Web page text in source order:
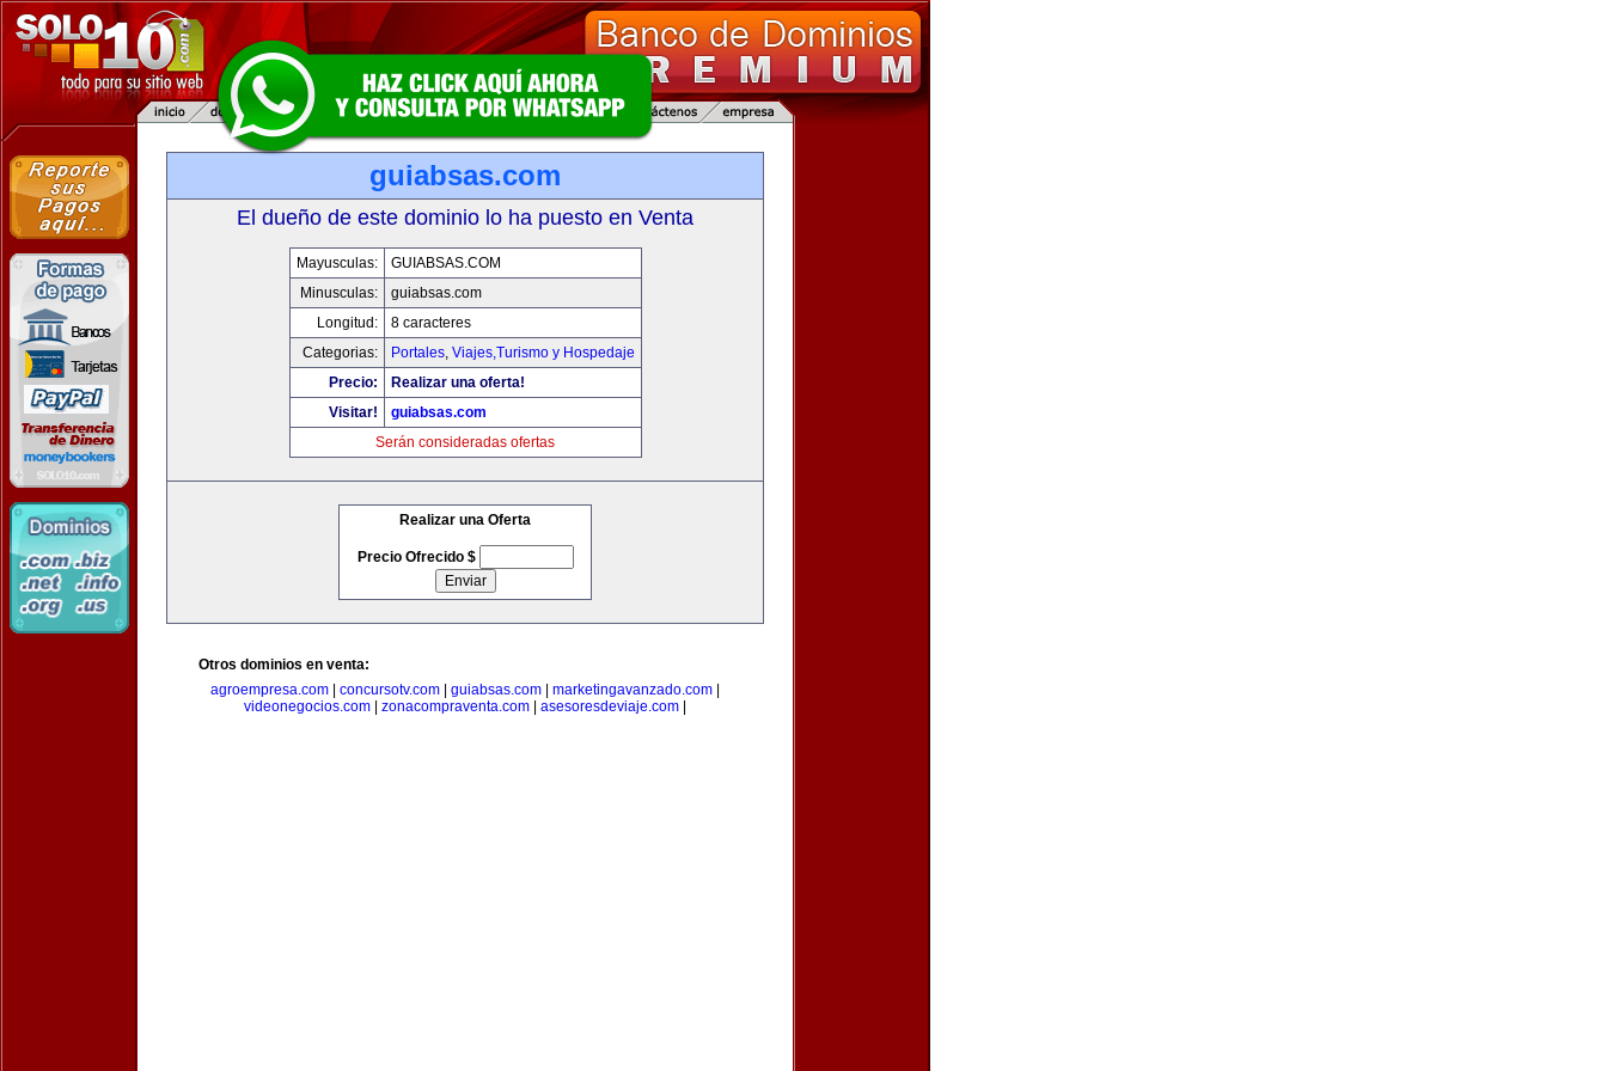
guiabsas.com
El dueño de este dominio lo ha puesto en Venta
Mayusculas:
GUIABSAS.COM
Minusculas:
guiabsas.com
Longitud:
8 caracteres
Categorias:
Portales, Viajes,Turismo y Hospedaje
Precio:
Realizar una oferta!
Visitar!
guiabsas.com
Serán consideradas ofertas
Realizar una Oferta
Precio Ofrecido $
Otros dominios en venta:
agroempresa.com
concursotv.com guiabsas.com marketingavanzado.com
videonegocios.com
zonacompraventa.com asesoresdeviaje.com